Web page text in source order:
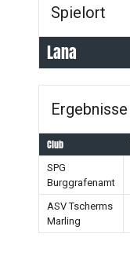
Spielort
Lana
Ergebnisse
Club
SPG
Burggrafenamt
ASV Tscherms
Marling